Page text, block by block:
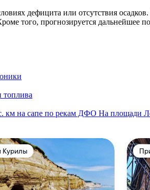
дефицита или отсутствия
того, прогнозируется дальнейшее
топлива
км на сапе по рекам ДФО На площади